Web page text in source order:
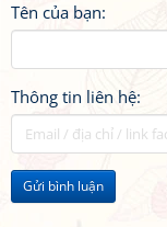
Tên của bạn:
Thông tin liên hệ:
Gửi bình luận